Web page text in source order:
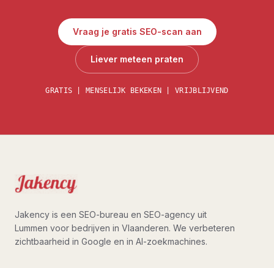
Vraag je gratis SEO-scan aan
Liever meteen praten
GRATIS | MENSELIJK BEKEKEN | VRIJBLIJVEND
Jakency is een SEO-bureau en SEO-agency uit
Lummen voor bedrijven in Vlaanderen. We verbeteren
zichtbaarheid in Google en in AI-zoekmachines.